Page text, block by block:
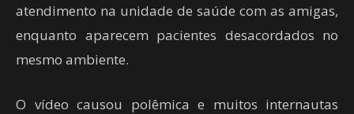
atendimento na unidade de saúde com as amigas,
enquanto aparecem pacientes desacordados no
mesmo ambiente.
O vídeo causou polêmica e muitos internautas